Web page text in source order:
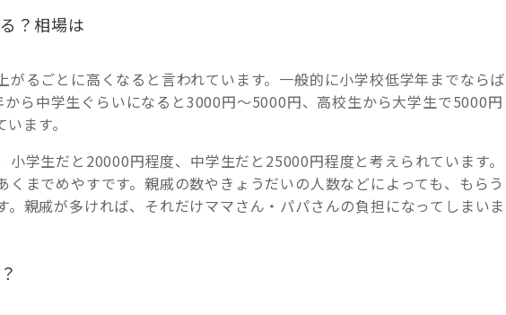
？相場は
がるごとに高くなると言われています。一般的に小学校低学年までならば
ら中学生ぐらいになると3000円～5000円、高校生から大学生で5000円
ます。
小学生だと20000円程度、中学生だと25000円程度と考えられています。
くまでめやすです。親戚の数やきょうだいの人数などによっても、もらう
。親戚が多ければ、それだけママさん・パパさんの負担になってしまいま